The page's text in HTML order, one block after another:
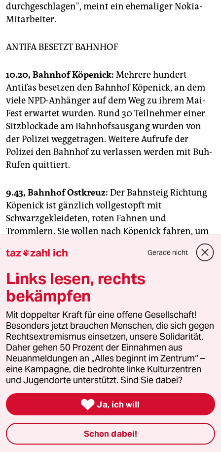
durchgeschlagen", meint ein ehemaliger Nokia-
Mitarbeiter.
ANTIFA BESETZT BAHNHOF
10.20, Bahnhof Köpenick: Mehrere hundert
Antifas besetzen den Bahnhof Köpenick, an dem
viele NPD-Anhänger auf dem Weg zu ihrem Mai-
Fest erwartet wurden. Rund 30 Teilnehmer einer
Sitzblockade am Bahnhofsausgang wurden von
der Polizei weggetragen. Weitere Aufrufe der
Polizei den Bahnhof zu verlassen werden mit Buh-
Rufen quittiert.
9.43, Bahnhof Ostkreuz: Der Bahnsteig Richtung
Köpenick ist gänzlich vollgestopft mit
Schwarzgekleideten, roten Fahnen und
Trommlern. Sie wollen nach Köpenick fahren, um
das Mai-Fest der NPD zu verhindern. Ihr Aufruf:
Leistet zivilen Ungehorsam. Wenig später startet
eine bis zum Rand mit Antifas gefüllte S-Bahn.
9.30, Brandenburger Tor:
fotografieren die Touristen. Auf der Westseite
wartet die Jugend des DGB auf erste Anweisungen
zum Flyer-Verteilen. Die Kundgebung soll hier
gegen 11 Uhr starten. Die ersten Gewerkschaftler
trinken ein erstes Bier.
es in Berlin wie in den Vorjahren zu
Ausschreitungen gekommen. Nach Mitternacht
stand im Stadtteil Friedrichshain eine teils
aggressive und betrunkene Menge von rund 200
taz zahl ich Gerade nicht
Links lesen, rechts
bekämpfen
Mit doppelter Kraft für eine offene Gesellschaft!
Besonders jetzt brauchen Menschen, die sich gegen
Rechtsextremismus einsetzen, unsere Solidarität.
Daher gehen 50 Prozent der Einnahmen aus
Neuanmeldungen an „Alles beginnt im Zentrum“ –
eine Kampagne, die bedrohte linke Kulturzentren
und Jugendorte unterstützt. Sind Sie dabei?
 Ja, ich will
Schon dabei!